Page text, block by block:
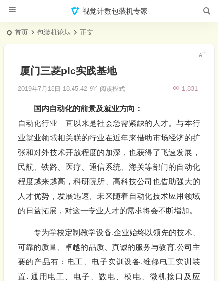
视觉计数包装机专家
首页 包装机论坛 正文
厦门三菱plc实践基地
2019年7月18日 18:45:42 9Y 1,831
阅读模式
国内自动化的前景及就业方向：
自动化行业一直以来是社会急需紧缺的人才。与本行
业就业领域相关联的行业在近年来借助市场经济的扩
张和对外技术开放程度的加深，也获得了飞速发展，
民航、铁路、医疗、通信系统、海关等部门的自动化
程度越来越高，科研院所、高科技公司也借助强大的
人才优势，发展迅速。未来随着自动化技术应用领域
的日益拓展，对这一专业人才的需求将会不断增加。
专为学校定制教学设备.企业始终以领先的技术、
可靠的质量、卓越的品质、真诚的服务与教育.公司主
要的产品有：电工、电子实训设备.维修电工实训装
置. 通用电工、电子、数电、模电、微机接口及应